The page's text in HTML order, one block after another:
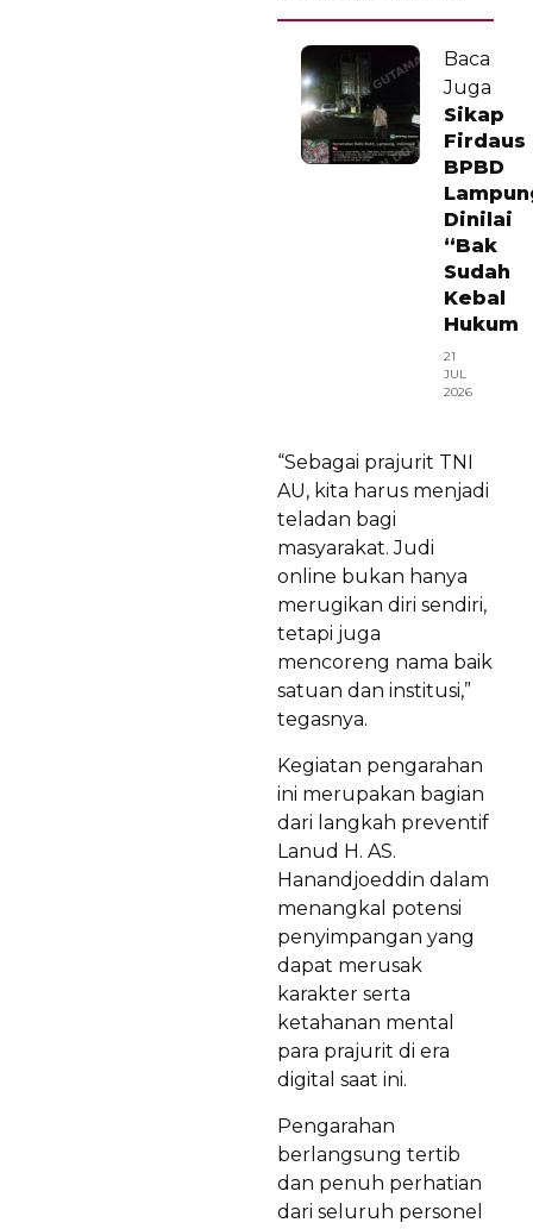
Baca
Juga
Sikap
Firdaus
BPBD
Dinilai
“Bak
Sudah
Kebal
Hukum
21
JUL
2026
“Sebagai prajurit TNI
AU, kita harus menjadi
teladan bagi
masyarakat. Judi
online bukan hanya
merugikan diri sendiri,
tetapi juga
mencoreng nama baik
satuan dan institusi,”
tegasnya.
Kegiatan pengarahan
ini merupakan bagian
dari langkah preventif
Lanud H. AS.
Hanandjoeddin dalam
menangkal potensi
penyimpangan yang
dapat merusak
karakter serta
ketahanan mental
para prajurit di era
digital saat ini.
Pengarahan
berlangsung tertib
dan penuh perhatian
dari seluruh personel